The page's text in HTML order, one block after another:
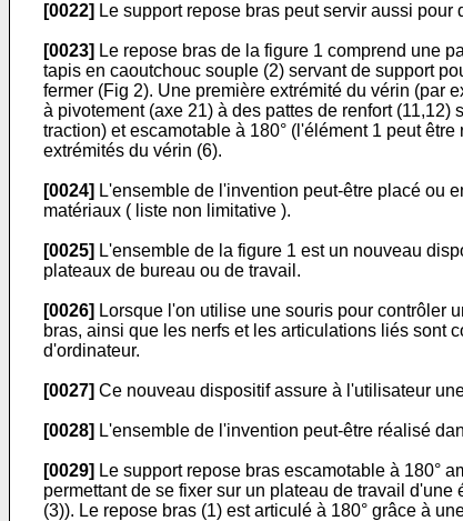
[0022] Le support repose bras peut servir aussi
[0023] Le repose bras de la figure 1 comprend une
tapis en caoutchouc souple (2) servant de support
fermer (Fig 2). Une première extrémité du vérin (par
à pivotement (axe 21) à des pattes de renfort
traction) et escamotable à 180° (l'élément 1 peut
extrémités du vérin (6).
[0024] L'ensemble de l'invention peut-être placé ou
matériaux ( liste non limitative ).
[0025] L'ensemble de la figure 1 est un nouveau
plateaux de bureau ou de travail.
[0026] Lorsque l'on utilise une souris pour contrôler
bras, ainsi que les nerfs et les articulations liés sont
d'ordinateur.
[0027] Ce nouveau dispositif assure à l'utilisateur
[0028] L'ensemble de l'invention peut-être réalisé
[0029] Le support repose bras escamotable à 180°
permettant de se fixer sur un plateau de travail
(3)). Le repose bras (1) est articulé à 180° grâce à